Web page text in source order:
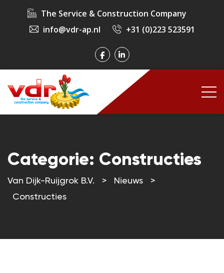
The Service & Construction Company
info@vdr-ap.nl
+31 (0)223 523591
Categorie: Constructies
Van Dijk-Ruijgrok B.V. > Nieuws
>
Constructies